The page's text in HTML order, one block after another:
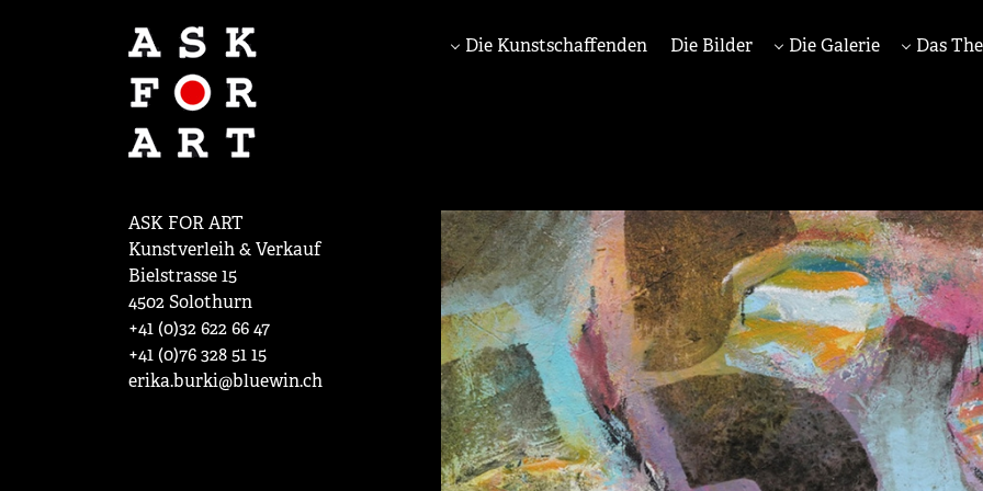
Die Kunstschaffenden Die Bilder Die Galerie Das
ASK FOR ART
Kunstverleih & Verkauf
Bielstrasse 15
4502 Solothurn
+41 (0)32 622 66 47
+41 (0)76 328 51 15
erika.burki@bluewin.ch